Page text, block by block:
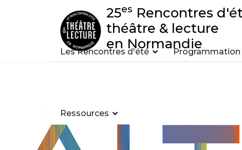
25es Rencontres
théâtre & lecture
en Normandie
Les Rencontres d'été Programmation
Ressources